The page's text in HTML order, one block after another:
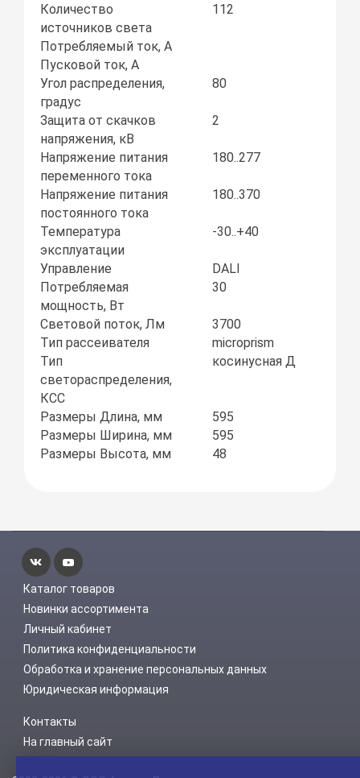
Количество
источников света
112
Потребляемый ток, А
Пусковой ток, А
Угол распределения,
градус
80
Защита от скачков
напряжения, кВ
2
Напряжение питания
переменного тока
180..277
Напряжение питания
постоянного тока
180..370
Температура
эксплуатации
-30..+40
Управление
DALI
Потребляемая
мощность, Вт
30
Световой поток, Лм
3700
Тип рассеивателя
microprism
Тип
светораспределения,
КСС
косинусная Д
Размеры Длина, мм
595
Размеры Ширина, мм
595
Размеры Высота, мм
48
Каталог товаров
Новинки ассортимента
Личный кабинет
Политика конфиденциальности
Обработка и хранение персональных данных
Юридическая информация
Контакты
На главный сайт